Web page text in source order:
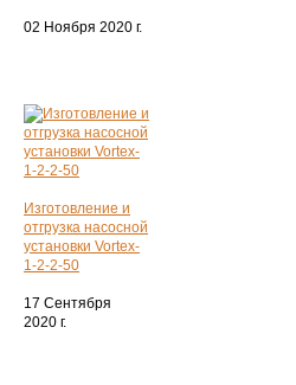
02 Ноября 2020 г.
Изготовление и
отгрузка насосной
установки Vortex-
1-2-2-50
17 Сентября
2020 г.